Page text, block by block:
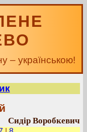
– українською!
Сидір Воробкевич